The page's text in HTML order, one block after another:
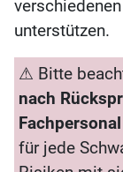
unterstützen.
⚠ Bitte
nach
Fachpersonal
für jede